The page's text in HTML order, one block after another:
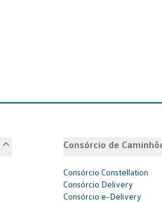
Consórcio de
Consórcio Constellation
Consórcio Delivery
Consórcio e-Delivery